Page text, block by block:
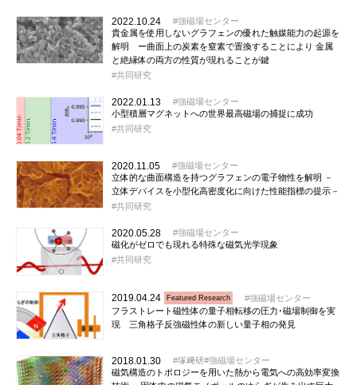
2022.10.24
強磁場センター
貴金属を使用しないグラフェンの優れた触媒能力の起源を
解明 ー曲面上の炭素を窒素で置換することにより 金属
と絶縁体の両方の性質が現れることが鍵
共同研究
2022.01.13
強磁場センター
小型積層マグネットへの世界最高磁場の捕捉に成功
共同研究
2020.11.05
強磁場センター
立体的な曲面構造を持つグラフェンの電子物性を解明 －
立体デバイスを小型化高密度化に向けた性能指標の提示－
共同研究
2020.05.28
強磁場センター
磁化がゼロでも現れる特殊な磁気光学現象
共同研究
2019.04.24 Featured Research
強磁場センター
フラストレート磁性体の量子相転移の圧力･磁場制御を実
現 三角格子反強磁性体の新しい量子相の発見
2018.01.30 塚﨑研 強磁場センター
磁気構造のトポロジーを用いた熱から電気への高効率変換